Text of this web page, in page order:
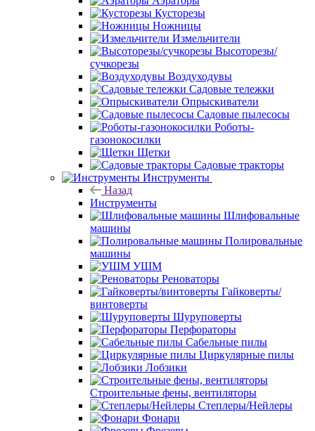
Кусторезы
Ножницы
Измельчители
Высоторезы/
сучкорезы
Воздуходувы
Садовые тележки
Опрыскиватели
Садовые пылесосы
Роботы-
газонокосилки
Щетки
Садовые тракторы
Инструменты
Назад
Инструменты
Шлифовальные
машины
Полировальные
машины
УШМ
Реноваторы
Гайковерты/
винтоверты
Шуруповерты
Перфораторы
Сабельные пилы
Циркулярные пилы
Лобзики
Строительные фены, вентиляторы
Степлеры/Нейлеры
Фонари